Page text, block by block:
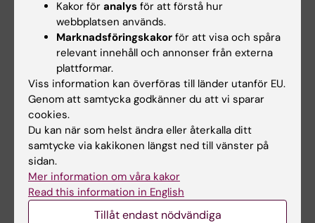
Koordinering av varumärkesfrågor
gällande samarbeten
Synkroniserar webbsidorna om
Samverkan(universitetets samverkan
med det omgivande samhället som till
exempel företagsrelationer)
Redaktör för omvärldsbevakningen
som skickas ut var tredje vecka -
Omvärldsrapport
Jag har också pressberedskap med
jämna mellanrum.
Kakor för analys för att förstå hur
webbplatsen används.
Marknadsföringskakor för att visa och spåra
relevant innehåll och annonser från externa
plattformar.
Viss information kan överföras till länder utanför EU.
Genom att samtycka godkänner du att vi sparar
cookies.
Du kan när som helst ändra eller återkalla ditt
samtycke via kakikonen längst ned till vänster på
sidan.
Mer information om våra kakor
Read this information in English
Tillåt endast nödvändiga